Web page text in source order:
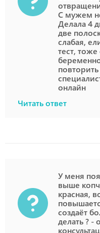
С мужем
Делала 4
две
слабая,
тест,
повторить
онлайн
Читать ответ
У меня
выше
красная,
создаёт
делать ? -